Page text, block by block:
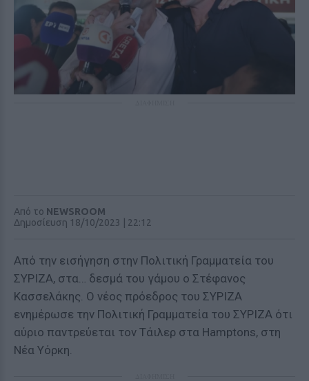
Από το NEWSROOM
Δημοσίευση 18/10/2023 | 22:12
Από την εισήγηση στην Πολιτική Γραμματεία του
ΣΥΡΙΖΑ, στα… δεσμά του γάμου ο Στέφανος
Κασσελάκης. Ο νέος πρόεδρος του ΣΥΡΙΖΑ
ενημέρωσε την Πολιτική Γραμματεία του ΣΥΡΙΖΑ ότι
αύριο παντρεύεται τον Τάιλερ στα Hamptons, στη
Νέα Υόρκη.